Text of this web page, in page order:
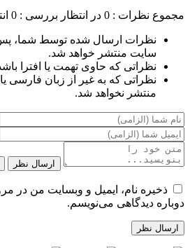
مجموع نظرات : 0 در انتظار بررسی : 0
نظرات ارسال شده توسط شما، پس
سایت منتشر خواهد شد.
نظراتی که حاوی تهمت یا افترا
نظراتی که به غیر از زبان فارسی
منتشر نخواهد شد.
ارسال نظر
ذخیره نام، ایمیل و وبسایت من در
دوباره دیدگاهی می‌نویسم.